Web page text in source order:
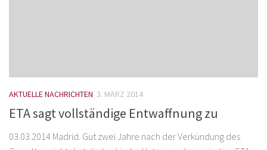
AKTUELLE NACHRICHTEN 3. MÄRZ 2014
ETA sagt vollständige Entwaffnung zu
03.03.2014 Madrid. Gut zwei Jahre nach der Verkündung des